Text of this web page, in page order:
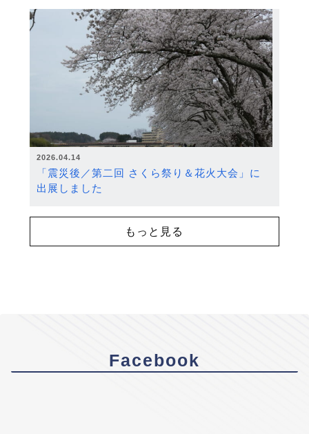
2026.04.14
「震災後／第二回 さくら祭り＆花火大会」に
出展しました
もっと見る
Facebook